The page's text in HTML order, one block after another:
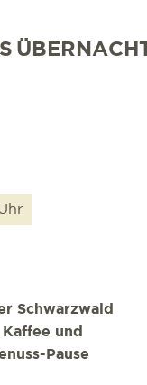
Schwarzwald
und
Pause